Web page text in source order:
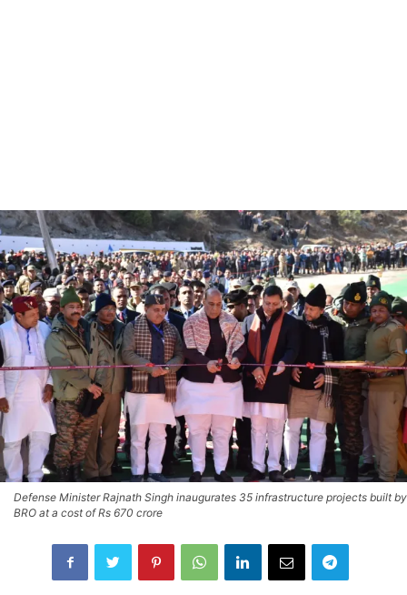
Defense Minister Rajnath Singh inaugurates 35 infrastructure projects built by
BRO at a cost of Rs 670 crore